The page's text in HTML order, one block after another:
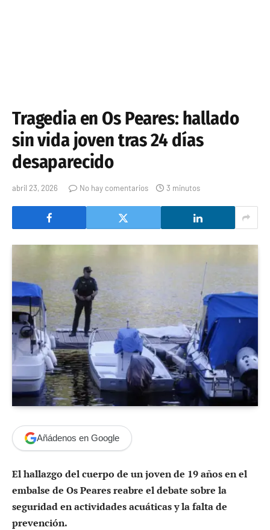
Tragedia en Os Peares: hallado
sin vida joven tras 24 días
desaparecido
abril 23, 2026 No hay comentarios 3 minutos
Añádenos en Google
El hallazgo del cuerpo de un joven de 19 años en el
embalse de Os Peares reabre el debate sobre la
seguridad en actividades acuáticas y la falta de
prevención.